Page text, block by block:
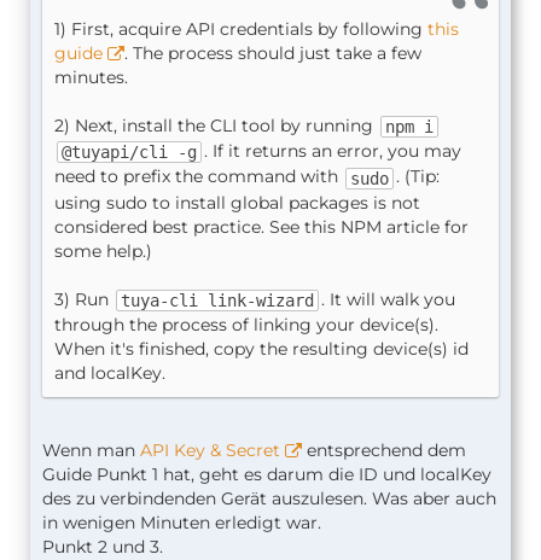
1) First, acquire API credentials by following this
guide
. The process should just take a few
minutes.
2) Next, install the CLI tool by running
npm i
@tuyapi/cli -g . If it returns an error, you may
need to prefix the command with
sudo . (Tip:
using sudo to install global packages is not
considered best practice. See this NPM article for
some help.)
3) Run tuya-cli link-wizard . It will walk you
through the process of linking your device(s).
When it's finished, copy the resulting device(s) id
and localKey.
Wenn man API Key & Secret
entsprechend dem
Guide Punkt 1 hat, geht es darum die ID und localKey
des zu verbindenden Gerät auszulesen. Was aber auch
in wenigen Minuten erledigt war.
Punkt 2 und 3.